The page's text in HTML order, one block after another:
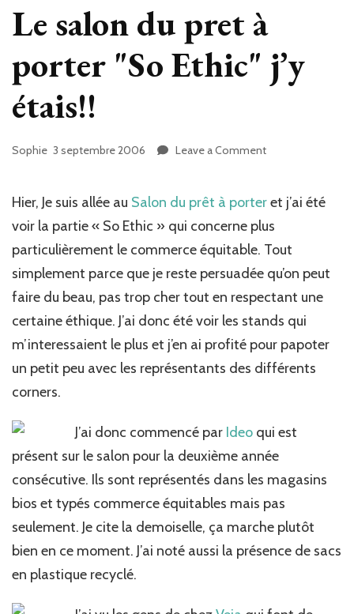
Le salon du pret à
porter "So Ethic" j’y
étais!!
Sophie 3 septembre 2006 Leave a Comment
du
à
porter
"So
Ethic"
j’y
étais!!
Hier, Je suis allée au Salon du prêt à porteret j’ai été
voir la partie « So Ethic » qui concerne plus
particulièrement le commerce équitable. Tout
simplement parce que je reste persuadée qu’on peut
faire du beau, pas trop cher tout en respectant une
certaine éthique. J’ai donc été voir les stands qui
m’interessaient le plus et j’en ai profité pour papoter
un petit peu avec les représentants des différents
corners.
J’ai donc commencé par Ideo qui est
présent sur le salon pour la deuxième année
consécutive. Ils sont représentés dans les magasins
bios et typés commerce équitables mais pas
seulement. Je cite la demoiselle, ça marche plutôt
bien en ce moment. J’ai noté aussi la présence de sacs
en plastique recyclé.